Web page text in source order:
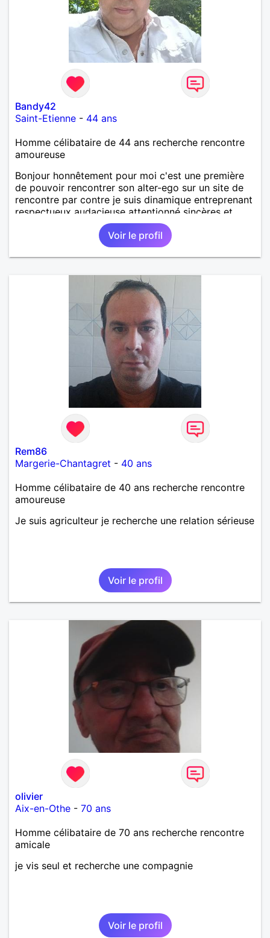
Bandy42
Saint-Etienne - 44 ans
Homme célibataire de 44 ans recherche rencontre
amoureuse
Bonjour honnêtement pour moi c'est une première
de pouvoir rencontrer son alter-ego sur un site de
rencontre par contre je suis dinamique entreprenant
respectueux audacieuse attentionné sincères et
expressif et j' aime surtout les câlins et à les
partager avec humour et amour bisous à+ à bientôt
Voir le profil
Rem86
Margerie-Chantagret - 40 ans
Homme célibataire de 40 ans recherche rencontre
amoureuse
Je suis agriculteur je recherche une relation sérieuse
Voir le profil
olivier
Aix-en-Othe - 70 ans
Homme célibataire de 70 ans recherche rencontre
amicale
je vis seul et recherche une compagnie
Voir le profil